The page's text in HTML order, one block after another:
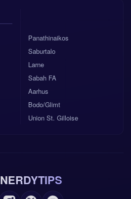
Panathinaikos
Saburtalo
Larne
Sabah FA
Aarhus
Bodo/Glimt
Union St. Gilloise
NERDYTIPS